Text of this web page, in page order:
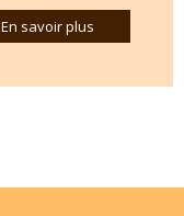
En savoir plus